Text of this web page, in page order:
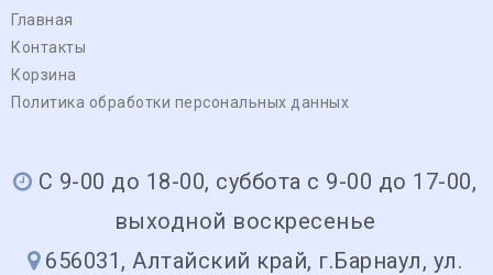
Главная
Контакты
Корзина
Политика обработки персональных данных
С 9-00 до 18-00, суббота с 9-00 до 17-00,
выходной воскресенье
656031, Алтайский край, г.Барнаул, ул.